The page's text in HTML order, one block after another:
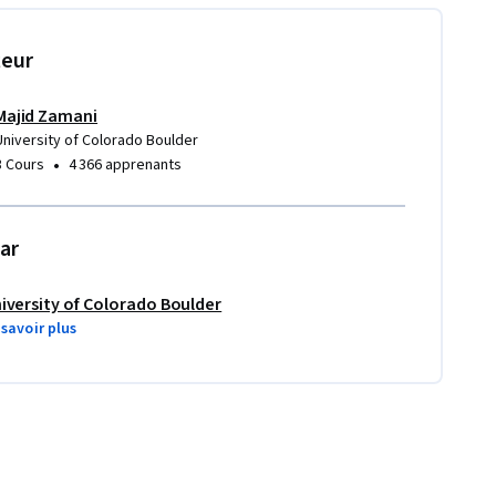
Zamani
of Colorado Boulder
Cours • 4 366 apprenants
of Colorado Boulder
savoir plus